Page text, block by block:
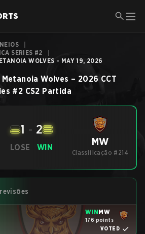
SERIES #2
WOLVES - MAY 19, 2026
Metanoia Wolves – 2026 CCT
#2 CS2 Partida
LOSE
1 - 2
WIN MW
Classificação #214
WINMW
176 points
VOTED